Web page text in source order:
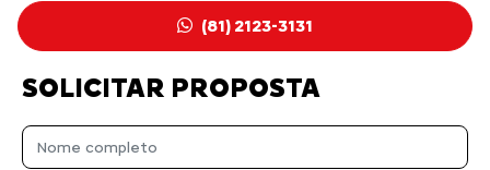
SOLICITAR PROPOSTA
(81) 2123-3131